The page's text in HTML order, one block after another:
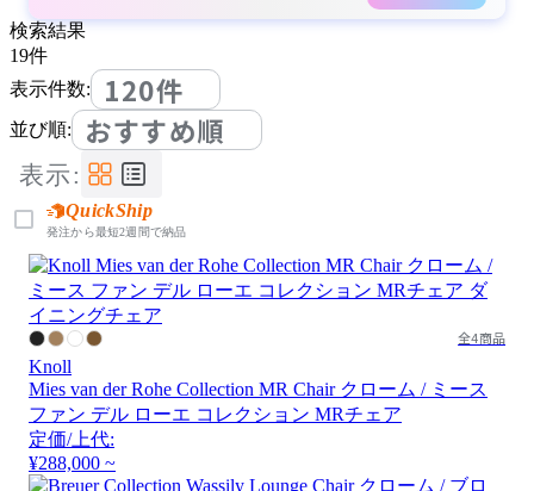
検索結果
19件
表示件数:
120件
並び順: おすすめ順
表示:
QuickShip
発注から最短2週間で納品
全4商品
Knoll
Mies van der Rohe Collection MR Chair クローム / ミース
ファン デル ローエ コレクション MRチェア
定価/上代:
¥288,000 ~